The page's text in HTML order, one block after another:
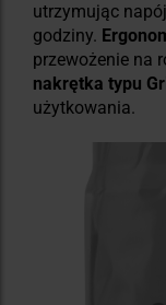
utrzymując
godziny.
przewożenie na
nakrętka typu
użytkowania.